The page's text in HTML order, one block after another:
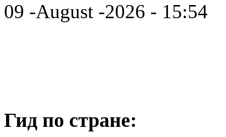
09 -August -2026 - 15:54
Гид по стране: